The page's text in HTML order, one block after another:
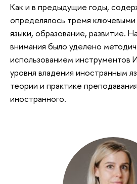
Как и в предыдущие годы,
определялось тремя ключевыми
языки, образование, развитие.
внимания было уделено
использованием инструментов
уровня владения иностранным
теории и практике
иностранного.